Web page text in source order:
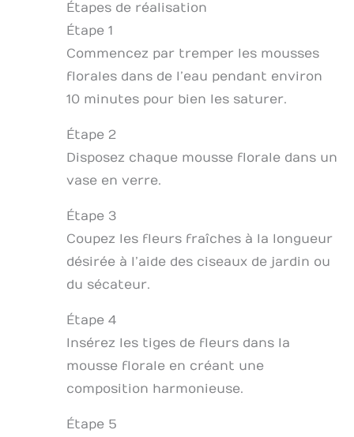
Étapes de réalisation
Étape 1
Commencez par tremper les mousses
florales dans de l’eau pendant environ
10 minutes pour bien les saturer.
Étape 2
Disposez chaque mousse florale dans un
vase en verre.
Étape 3
Coupez les fleurs fraîches à la longueur
désirée à l’aide des ciseaux de jardin ou
du sécateur.
Étape 4
Insérez les tiges de fleurs dans la
mousse florale en créant une
composition harmonieuse.
Étape 5